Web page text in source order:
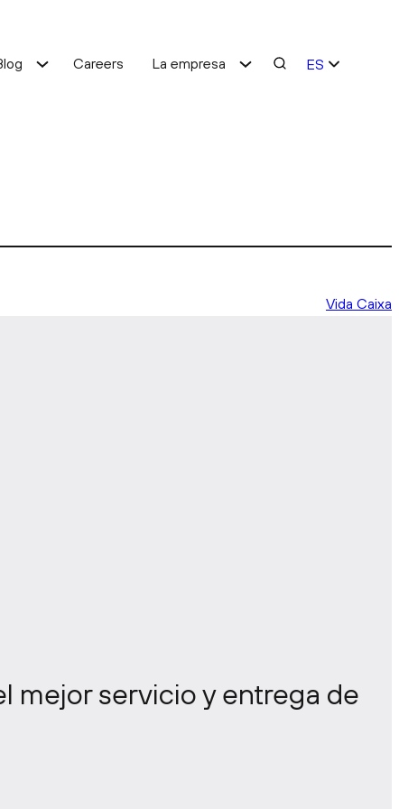
Mejora de servicio
Careers La empresa ES
Vida Caixa
mejor servicio y entrega de